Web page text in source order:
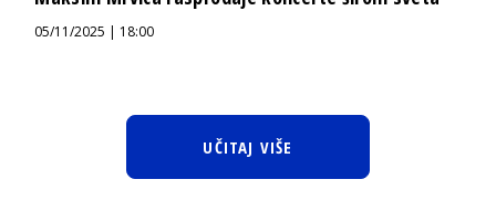
05/11/2025 | 18:00
UČITAJ VIŠE